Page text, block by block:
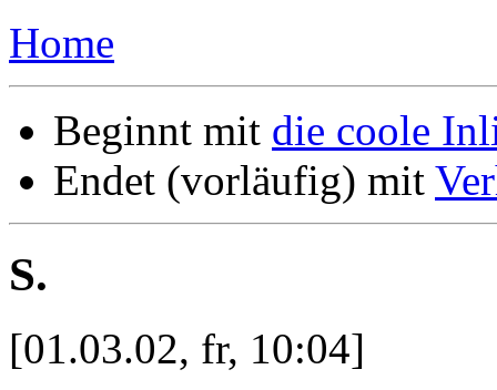
Home
Beginnt mit die coole
Endet (vorläufig) mit
S.
[01.03.02, fr, 10:04]